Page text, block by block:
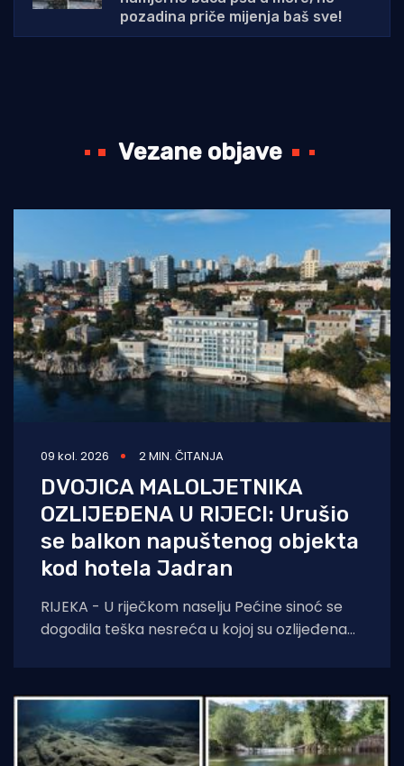
pozadina priče mijenja baš sve!
Vezane objave
09 kol. 2026 2 MIN. ČITANJA
DVOJICA MALOLJETNIKA
OZLIJEĐENA U RIJECI: Urušio
se balkon napuštenog objekta
kod hotela Jadran
RIJEKA - U riječkom naselju Pećine sinoć se
dogodila teška nesreća u kojoj su ozlijeđena